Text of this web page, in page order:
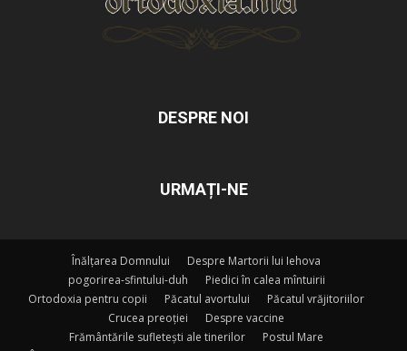
DESPRE NOI
URMAȚI-NE
Înălțarea Domnului
Despre Martorii lui Iehova
pogorirea-sfintului-duh
Piedici în calea mîntuirii
Ortodoxia pentru copii
Păcatul avortului
Păcatul vrăjitoriilor
Crucea preoției
Despre vaccine
Frământările sufletești ale tinerilor
Postul Mare